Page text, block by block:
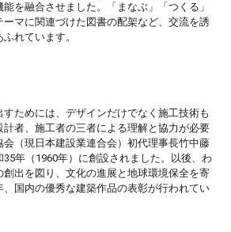
を融合させました。「まなぶ」「つくる」
ーマに関連づけた図書の配架など、交流を誘
れています。
すためには、デザインだけでなく施工技術も
者、施工者の三者による理解と協力が必要
（現日本建設業連合会）初代理事長竹中藤
年（1960年）に創設されました。以後、わ
出を図り、文化の進展と地球環境保全を寄
国内の優秀な建築作品の表彰が行われてい